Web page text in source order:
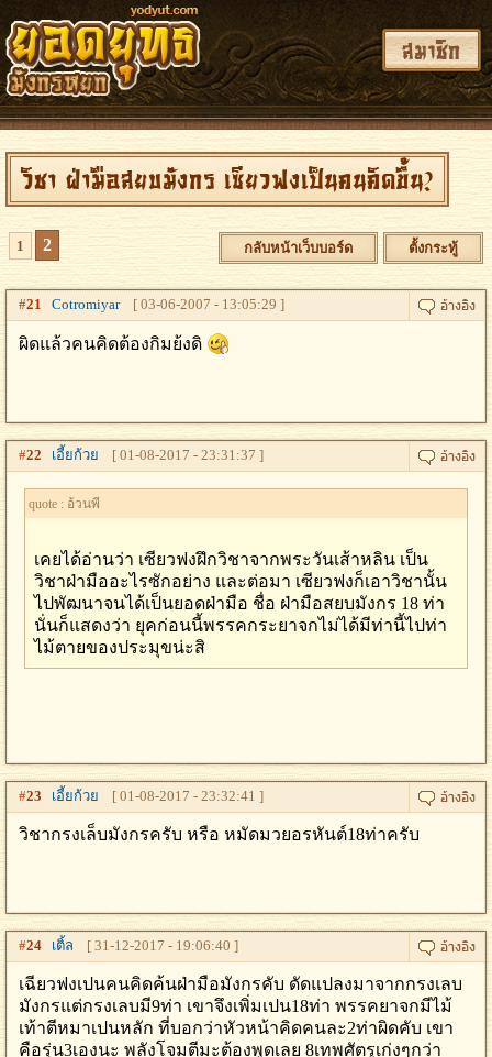
สมาชิก
วิชา ฝ่ามือสยบมังกร เซียวฟงเป็นคนคิดขึ้น?
1 2 กลับหน้าเว็บบอร์ด ตั้งกระทู้
#21 Cotromiyar[ 03-06-2007 - 13:05:29 ]
ผิดแล้วคนคิดต้องกิมย้งดิ
#22 เอี้ยก้วย [ 01-08-2017 - 23:31:37 ]
quote : อ้วนพี
เคยได้อ่านว่า เซียวฟงฝึกวิชาจากพระวันเส้าหลิน เป็น
วิชาฝ่ามืออะไรซักอย่าง และต่อมา เซียวฟงก็เอาวิชานั้น
ไปพัฒนาจนได้เป็นยอดฝ่ามือ ชื่อ ฝ่ามือสยบมังกร 18 ท่า
นั่นก็แสดงว่า ยุคก่อนนี้พรรคกระยาจกไม่ได้มีท่านี้ไปท่า
ไม้ตายของประมุขน่ะสิ
#23 เอี้ยก้วย [ 01-08-2017 - 23:32:41 ]
วิชากรงเล็บมังกรครับ หรือ หมัดมวยอรหันต์18ท่าครับ
#24 เติ้ล [ 31-12-2017 - 19:06:40 ]
เฉียวฟงเปนคนคิดค้นฝ่ามือมังกรคับ ดัดแปลงมาจากกรงเลบ
มังกรแต่กรงเลบมี9ท่า เขาจึงเพิ่มเปน18ท่า พรรคยาจกมีไม้
เท้าตีหมาเปนหลัก ที่บอกว่าหัวหน้าคิดคนละ2ท่าผิดคับ เขา
คือรุ่น3เองนะ พลังโจมตีมะต้องพูดเลย 8เทพศัตรูเก่งๆกว่า